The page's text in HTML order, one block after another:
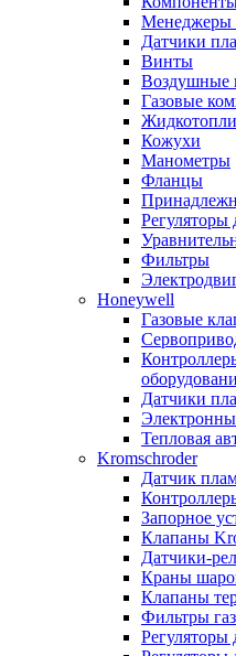
Менеджеры
Датчики
Винты
Воздушные
Газовые
Кожухи
Манометры
Фланцы
Регуляторы
Фильтры
Honeywell
Газовые
Датчики
Тепловая
Kromschroder
Датчик
Запорное
Клапаны
Датчики-
Краны
Клапаны
Фильтры
Регуляторы